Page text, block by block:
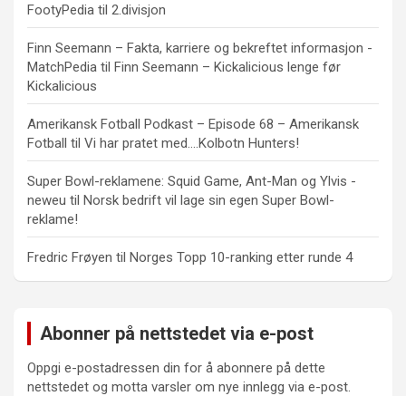
FootyPedia til 2.divisjon
Finn Seemann – Fakta, karriere og bekreftet informasjon -
MatchPedia til Finn Seemann – Kickalicious lenge før
Kickalicious
Amerikansk Fotball Podkast – Episode 68 – Amerikansk
Fotball til Vi har pratet med….Kolbotn Hunters!
Super Bowl-reklamene: Squid Game, Ant-Man og Ylvis -
neweu til Norsk bedrift vil lage sin egen Super Bowl-
reklame!
Fredric Frøyen til Norges Topp 10-ranking etter runde 4
Abonner på nettstedet via e-post
Oppgi e-postadressen din for å abonnere på dette
nettstedet og motta varsler om nye innlegg via e-post.